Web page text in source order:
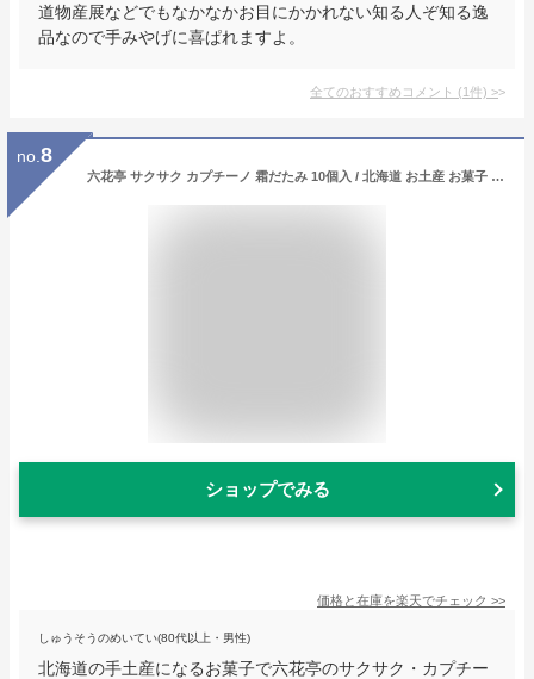
道物産展などでもなかなかお目にかかれない知る人ぞ知る逸
品なので手みやげに喜ぱれますよ。
全てのおすすめコメント (1件) >
no. 8
六花亭 サクサク カプチーノ 霜だたみ 10個入 / 北海道 お土産 お菓子 お取り寄せ 北海道 人気 おすすめ お土産 さくさくパイ ばらまき用 ギフト 個包装 お歳暮 熨斗 チョコ以外 プレゼント お返し ばら 散き おしゃれ お菓子 母の日 2026 父の日 人気 食べ物 義母 義父
ショップでみる
価格と在庫を楽天でチェック >>
しゅうそうのめいてい(80代以上・男性)
北海道の手土産になるお菓子で六花亭のサクサク・カプチー